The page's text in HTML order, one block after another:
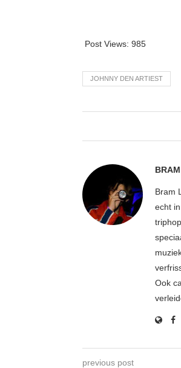
Post Views: 985
JOHNNY DEN ARTIEST
Bram
echt
Ook
previous post